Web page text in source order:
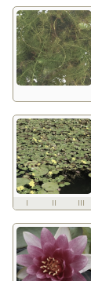
I II III